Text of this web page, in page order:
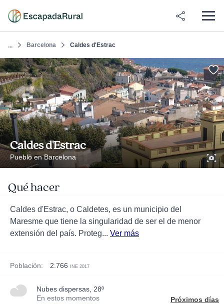
... Barcelona Caldes d'Estrac
Caldes d'Estrac
Pueblo en Barcelona
Qué hacer
Caldes d'Estrac, o Caldetes, es un municipio del
Maresme que tiene la singularidad de ser el de menor
extensión del país. Proteg... Ver más
Población: 2.766 INE 2017
nubes dispersas, 28º
En estos momentos
Próximos días